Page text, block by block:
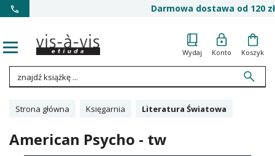
Darmowa dostawa od 120 zł
Wydaj Konto Koszyk
Strona główna Księgarnia Literatura Światowa
American Psycho - tw